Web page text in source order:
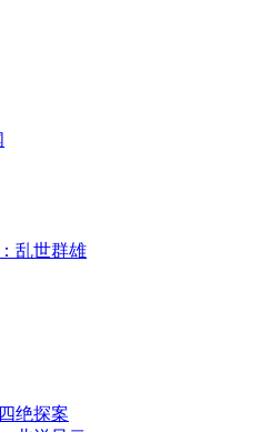
乱世群雄
绝探案